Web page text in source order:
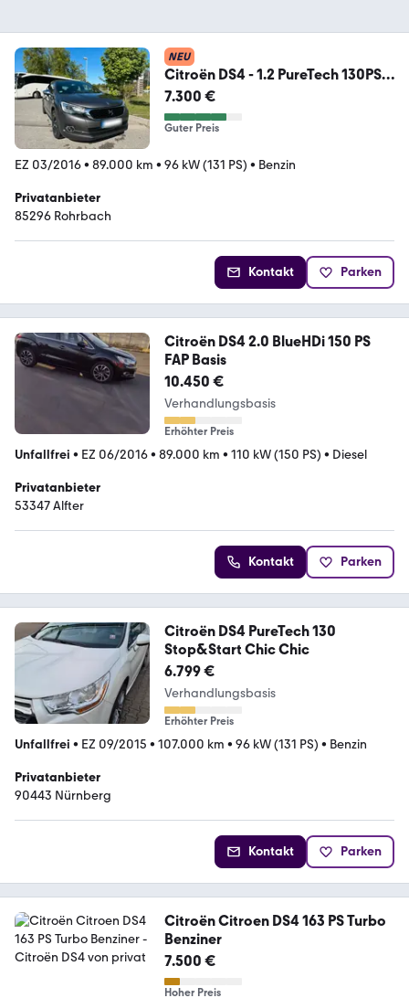
NEU
Citroën DS4 - 1.2 PureTech 130PS;
Top Ausstattung;...
7.300 €
Guter Preis
EZ 03/2016• 89.000 km • 96 kW (131 PS) • Benzin
Privatanbieter
85296 Rohrbach
Kontakt Parken
Citroën DS4 2.0 BlueHDi 150 PS
FAP Basis
10.450 €
Verhandlungsbasis
Erhöhter Preis
Unfallfrei • EZ 06/2016• 89.000 km • 110 kW (150 PS) • Diesel
Privatanbieter
53347 Alfter
Kontakt Parken
Citroën DS4 PureTech 130
Stop&Start Chic Chic
6.799 €
Verhandlungsbasis
Erhöhter Preis
Unfallfrei • EZ 09/2015 • 107.000 km • 96 kW (131 PS) • Benzin
Privatanbieter
90443 Nürnberg
Kontakt Parken
Citroën Citroen DS4 163 PS Turbo
Benziner
7.500 €
Hoher Preis